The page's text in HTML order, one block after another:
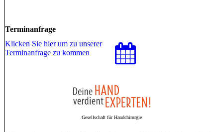
Terminanfrage
Klicken Sie hier um zu unserer
Terminanfrage zu kommen
Gesellschaft für Handchirurgie